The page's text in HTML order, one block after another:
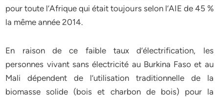
pour toute l’Afrique qui était toujours selon l’AIE de 45 %
la même année 2014.
En raison de ce faible taux d’électrification, les
personnes vivant sans électricité au Burkina Faso et au
Mali dépendent de l’utilisation traditionnelle de la
biomasse solide (bois et charbon de bois) pour la